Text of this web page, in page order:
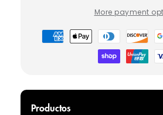
More payment
Formas
de
Productos